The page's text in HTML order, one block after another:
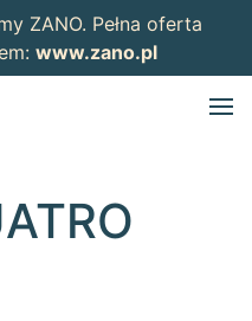
ZANO. Pełna oferta
www.zano.pl